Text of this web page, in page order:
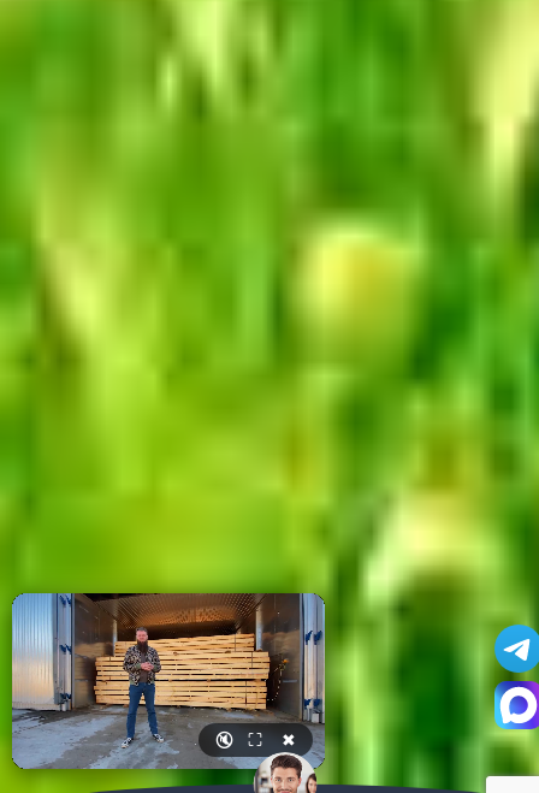
🔇 ⛶ ✖